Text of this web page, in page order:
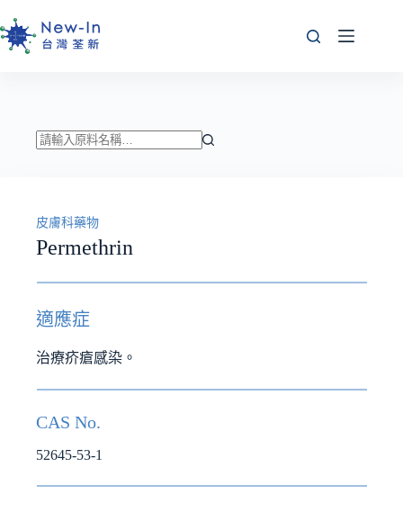
至
主
符
合
的
果
皮膚科藥物
Permethrin
適應症
治療疥瘡感染。
CAS No.
52645-53-1